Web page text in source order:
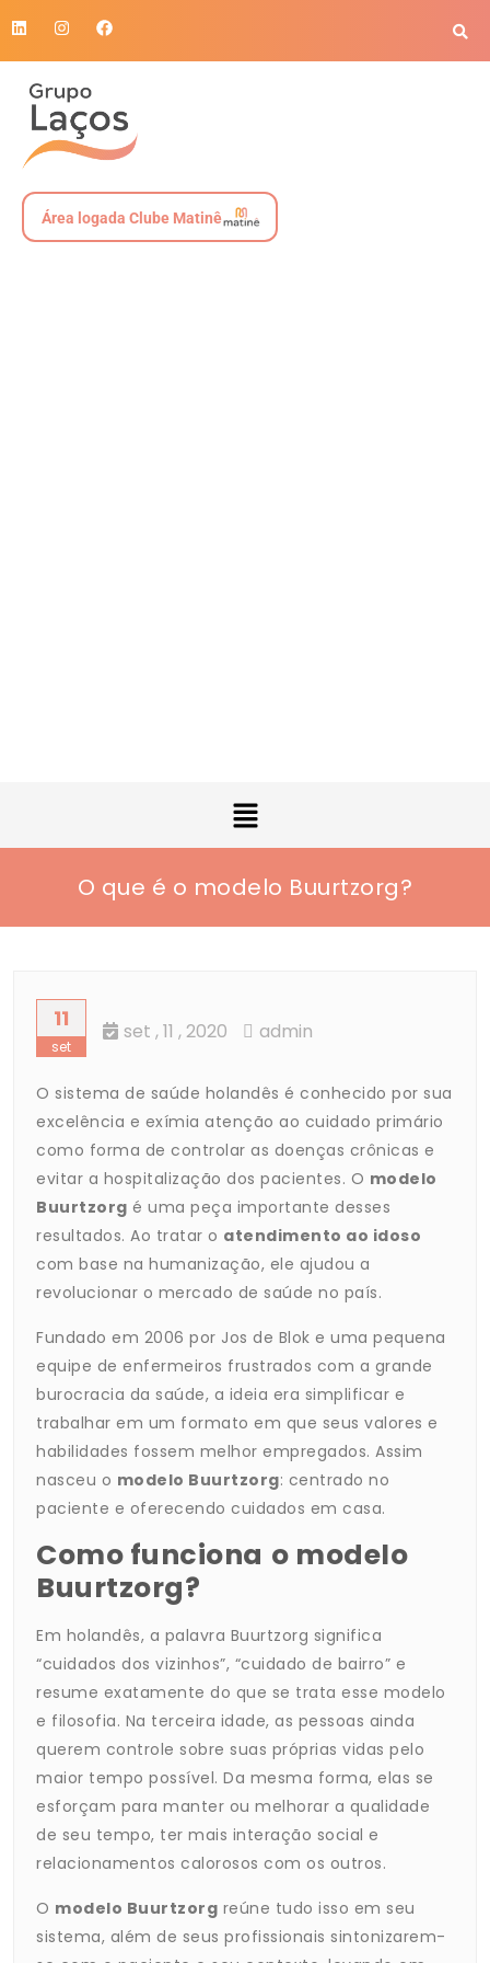
Área logada Clube Matinê
O que é o modelo Buurtzorg?
11
set
set , 11 ,2020 admin
O sistema de saúde holandês é conhecido por sua
excelência e exímia atenção ao cuidado primário
como forma de controlar as doenças crônicas e
evitar a hospitalização dos pacientes. O modelo
Buurtzorg é uma peça importante desses
resultados. Ao tratar o atendimento ao idoso
com base na humanização, ele ajudou a
revolucionar o mercado de saúde no país.
Fundado em 2006 por Jos de Blok e uma pequena
equipe de enfermeiros frustrados com a grande
burocracia da saúde, a ideia era simplificar e
trabalhar em um formato em que seus valores e
habilidades fossem melhor empregados. Assim
nasceu o modelo Buurtzorg: centrado no
paciente e oferecendo cuidados em casa.
Como funciona o modelo
Buurtzorg?
Em holandês, a palavra Buurtzorg significa
“cuidados dos vizinhos”, “cuidado de bairro” e
resume exatamente do que se trata esse modelo
e filosofia. Na terceira idade, as pessoas ainda
querem controle sobre suas próprias vidas pelo
maior tempo possível. Da mesma forma, elas se
esforçam para manter ou melhorar a qualidade
de seu tempo, ter mais interação social e
relacionamentos calorosos com os outros.
O modelo Buurtzorg reúne tudo isso em seu
sistema, além de seus profissionais sintonizarem-